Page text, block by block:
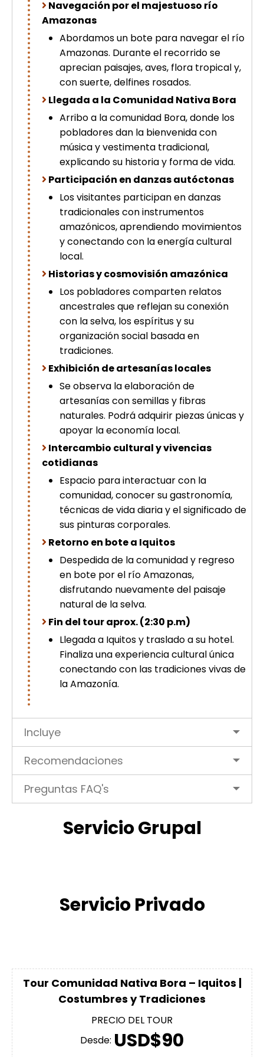
picchu
Tour de lujo Cusco 8 dias
Machupicchu + Hotel 4*
Tour Tiahuanaco desde Puno 1 día-
Puerta del Sol & Bolivia
Tour Uros Taquile 1 día | Salidas
desde Puno
Navegación por el majestuoso río
Amazonas
Abordamos un bote para navegar el río
Amazonas. Durante el recorrido se
aprecian paisajes, aves, flora tropical y,
con suerte, delfines rosados.
Llegada a la Comunidad Nativa Bora
Arribo a la comunidad Bora, donde los
pobladores dan la bienvenida con
música y vestimenta tradicional,
explicando su historia y forma de vida.
Participación en danzas autóctonas
Los visitantes participan en danzas
tradicionales con instrumentos
amazónicos, aprendiendo movimientos
y conectando con la energía cultural
local.
Historias y cosmovisión amazónica
Los pobladores comparten relatos
ancestrales que reflejan su conexión
con la selva, los espíritus y su
organización social basada en
tradiciones.
Exhibición de artesanías locales
Se observa la elaboración de
artesanías con semillas y fibras
naturales. Podrá adquirir piezas únicas y
apoyar la economía local.
Intercambio cultural y vivencias
cotidianas
Espacio para interactuar con la
comunidad, conocer su gastronomía,
técnicas de vida diaria y el significado de
sus pinturas corporales.
Retorno en bote a Iquitos
Despedida de la comunidad y regreso
en bote por el río Amazonas,
disfrutando nuevamente del paisaje
natural de la selva.
Fin del tour aprox. (2:30 p.m)
Llegada a Iquitos y traslado a su hotel.
Finaliza una experiencia cultural única
conectando con las tradiciones vivas de
la Amazonía.
Incluye
Recomendaciones
Preguntas FAQ's
Servicio Grupal
Servicio Privado
Tour Comunidad Nativa Bora – Iquitos |
Costumbres y Tradiciones
PRECIO DEL TOUR
Desde: USD$90